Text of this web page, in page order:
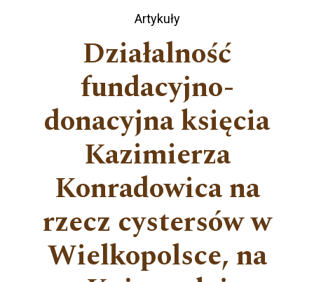
Artykuły
Działalność
fundacyjno-
donacyjna księcia
Kazimierza
Konradowica na
rzecz cystersów w
Wielkopolsce, na